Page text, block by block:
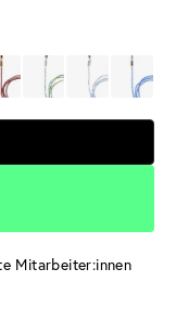
Mitarbeiter:innen